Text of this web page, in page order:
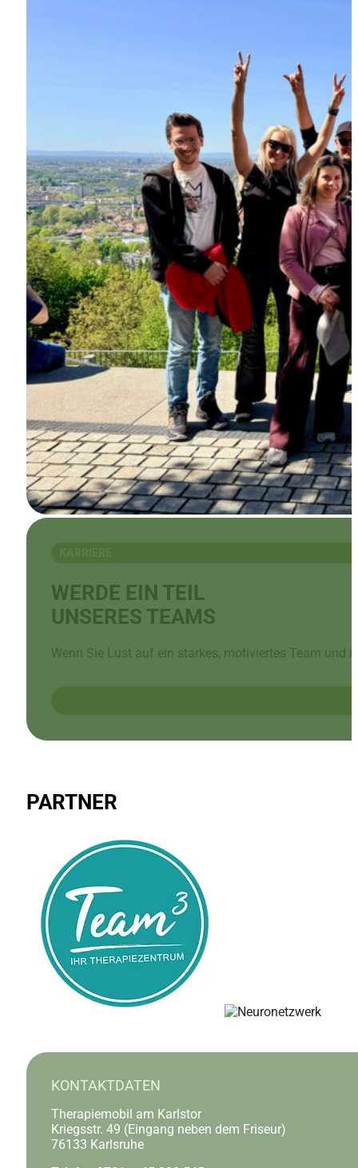
KARRIERE
WERDE EIN TEIL
UNSERES TEAMS
Wenn Sie Lust auf ein starkes, motiviertes Team und
PARTNER
KONTAKTDATEN
Therapiemobil am Karlstor
Kriegsstr. 49 (Eingang neben dem Friseur)
76133 Karlsruhe